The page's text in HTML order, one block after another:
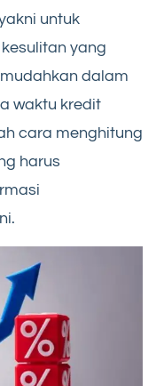
untuk
yang
dalam
waktu kredit
cara menghitung
harus